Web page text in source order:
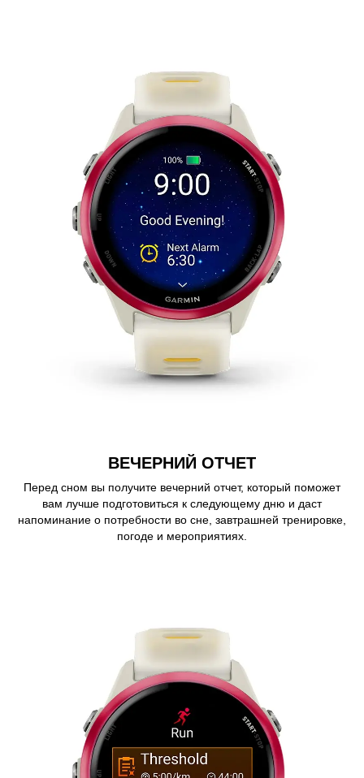
ВЕЧЕРНИЙ ОТЧЕТ
Перед сном вы получите вечерний отчет, который поможет
вам лучше подготовиться к следующему дню и даст
напоминание о потребности во сне, завтрашней тренировке,
погоде и мероприятиях.